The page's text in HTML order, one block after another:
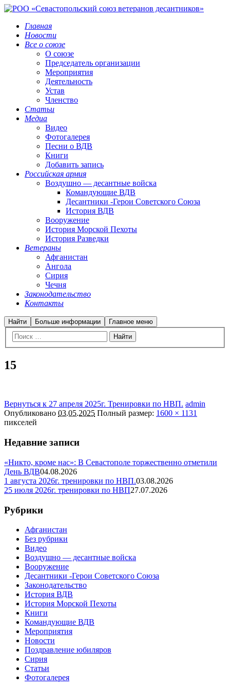
Главная
Новости
Все о союзе
О союзе
Председатель организации
Мероприятия
Деятельность
Устав
Членство
Статьи
Медиа
Видео
Фотогалерея
Песни о ВДВ
Книги
Добавить запись
Российская армия
Воздушно — десантные войска
Командующие ВДВ
Десантники -Герои Советского Союза
История ВДВ
Вооружение
История Морской Пехоты
История Разведки
Ветераны
Афганистан
Ангола
Сирия
Чечня
Законодательство
Контакты
Найти Больше информации Главное меню
15
Вернуться к 27 апреля 2025г. Тренировки по НВП. admin
Опубликовано 03.05.2025 Полный размер: 1600 × 1131
пикселей
Недавние записи
«Никто, кроме нас»: В Севастополе торжественно отметили
День ВДВ04.08.2026
1 августа 2026г. тренировки по НВП.03.08.2026
25 июля 2026г. тренировки по НВП27.07.2026
Рубрики
Афганистан
Без рубрики
Видео
Воздушно — десантные войска
Вооружение
Десантники -Герои Советского Союза
Законодательство
История ВДВ
История Морской Пехоты
Книги
Командующие ВДВ
Мероприятия
Новости
Поздравление юбиляров
Сирия
Статьи
Фотогалерея